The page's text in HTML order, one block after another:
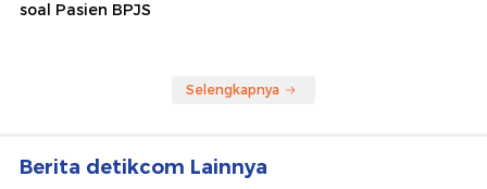
soal Pasien BPJS
Selengkapnya
Berita detikcom Lainnya